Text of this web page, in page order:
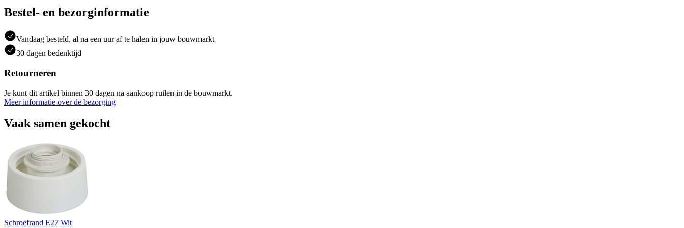
Bestel- en bezorginformatie
Vandaag besteld, al na een uur af te halen in jouw bouwmarkt
30 dagen bedenktijd
Retourneren
Je kunt dit artikel binnen 30 dagen na aankoop ruilen in de bouwmarkt.
Meer informatie over de bezorging
Vaak samen gekocht
Schroefrand E27 Wit